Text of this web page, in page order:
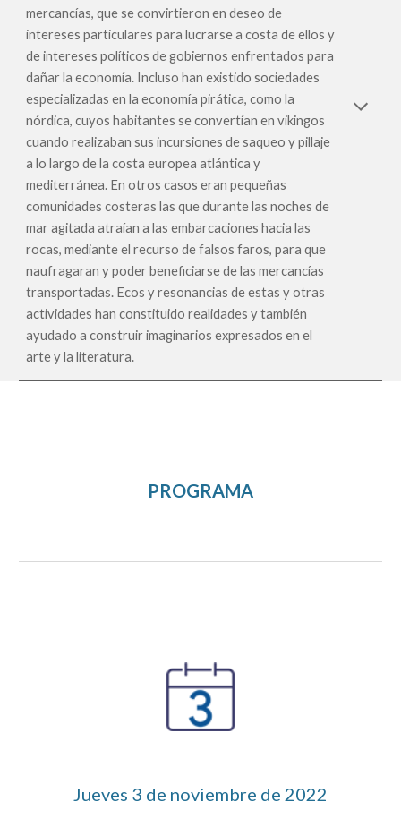
mercancías, que se convirtieron en deseo de
intereses particulares para lucrarse a costa de ellos y
de intereses políticos de gobiernos enfrentados para
dañar la economía. Incluso han existido sociedades
especializadas en la economía pirática, como la
nórdica, cuyos habitantes se convertían en vikingos
cuando realizaban sus incursiones de saqueo y pillaje
a lo largo de la costa europea atlántica y
mediterránea. En otros casos eran pequeñas
comunidades costeras las que durante las noches de
mar agitada atraían a las embarcaciones hacia las
rocas, mediante el recurso de falsos faros, para que
naufragaran y poder beneficiarse de las mercancías
transportadas. Ecos y resonancias de estas y otras
actividades han constituido realidades y también
ayudado a construir imaginarios expresados en el
arte y la literatura.
PROGRAMA
Jueves 3 de noviembre de 2022